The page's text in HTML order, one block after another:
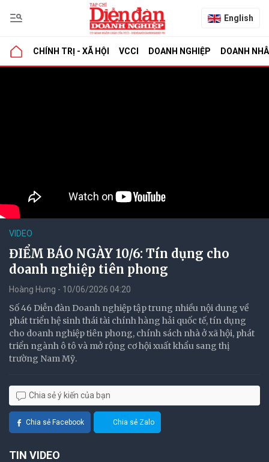
English
CHÍNH TRỊ - XÃ HỘI VCCI DOANH NGHIỆP DOANH
VIDEO
ĐIỂM BÁO NGÀY 10/6: Tín dụng cho
doanh nghiệp tiên phong
Hoàng Hưng - 10/06/2026 04:20
Số 46 Diễn đàn Doanh nghiệp tập trung nhiều nội dung về
phát triển hệ sinh thái tài chính hàng hải quốc tế, tín dụng
cho doanh nghiệp tiên phong, chính sách nhà ở xã hội, phát
triển ngành ô tô và mở rộng cơ hội xuất khẩu sang thị
trường Nam Mỹ.
Chia sẻ ý kiến của bạn
Chia sẻ Facebook Chia sẻ Zalo
TIN VIDEO